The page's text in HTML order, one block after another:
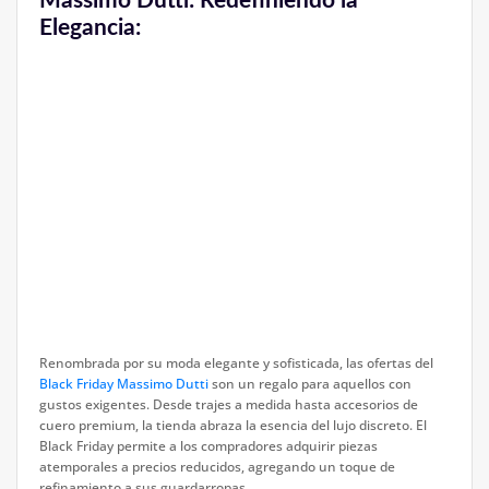
Elegancia:
Renombrada por su moda elegante y sofisticada, las ofertas del
Black Friday Massimo Duttison un regalo para aquellos con
gustos exigentes. Desde trajes a medida hasta accesorios de
cuero premium, la tienda abraza la esencia del lujo discreto. El
Black Friday permite a los compradores adquirir piezas
atemporales a precios reducidos, agregando un toque de